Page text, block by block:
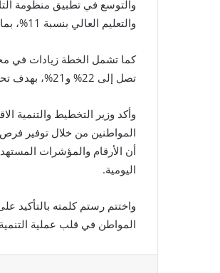
والتعليم العالي بنسبة 11%، بما يعزز جهود الدولة في الاستثمار في رأس المال البشري.
كما تشمل الخطة زيادات في
تصل إلى 22% و21%، بهدف تحسين مستوى الخدمات الأساسية المقدمة للمواطنين ورفع جودة الحياة.
وأكد وزير التخطيط
المواطنين من خلال توفير فرص
أن الأرقام والمؤشرات
اليومية.
واختتم رستم كلمته
المواطن في قلب عملية